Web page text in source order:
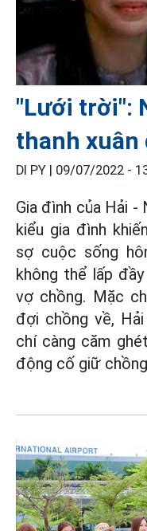
"Lưới trời":
thanh xuân
DI PY | 09/07/2022 -
Gia đình của Hải -
kiểu gia đình
sợ cuộc sống
không thể lấp
vợ chồng. Mặc
đợi chồng về,
chí càng căm
động cố giữ